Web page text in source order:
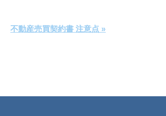
不動産売買契約書 注意点 »